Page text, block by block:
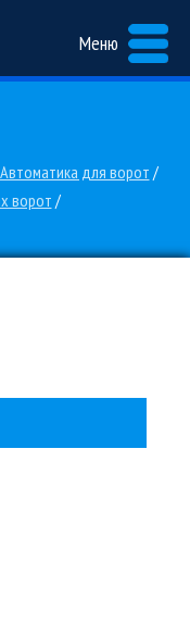
Меню
Автоматика для ворот /
ворот /